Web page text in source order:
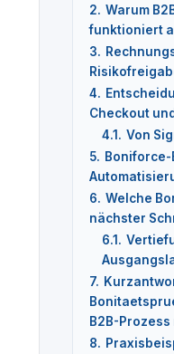
2. Warum
funktioniert
3.
4.
Checkout
4.1. Von
5.
6. Welche
nächster
6.1.
7.
B2B-
8.